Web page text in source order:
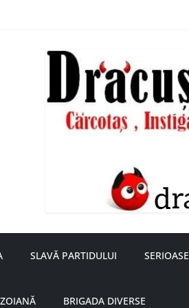
SLAVĂ PARTIDULUI SERIOASE
BRIGADA DIVERSE